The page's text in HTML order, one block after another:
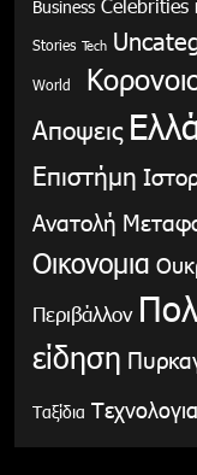
Business Celebrities
Stories Tech
World
Αποψεις
Επιστήμη
Ανατολή
Οικονομια
Περιβάλλον
είδηση
Ταξίδια Τεχνολογια